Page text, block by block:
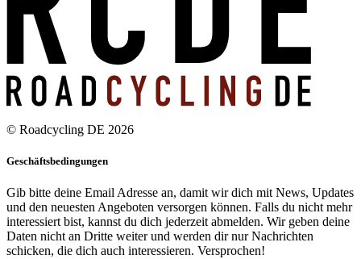
© Roadcycling DE 2026
Geschäftsbedingungen
Gib bitte deine Email Adresse an, damit wir dich mit News, Updates
und den neuesten Angeboten versorgen können. Falls du nicht mehr
interessiert bist, kannst du dich jederzeit abmelden. Wir geben deine
Daten nicht an Dritte weiter und werden dir nur Nachrichten
schicken, die dich auch interessieren. Versprochen!